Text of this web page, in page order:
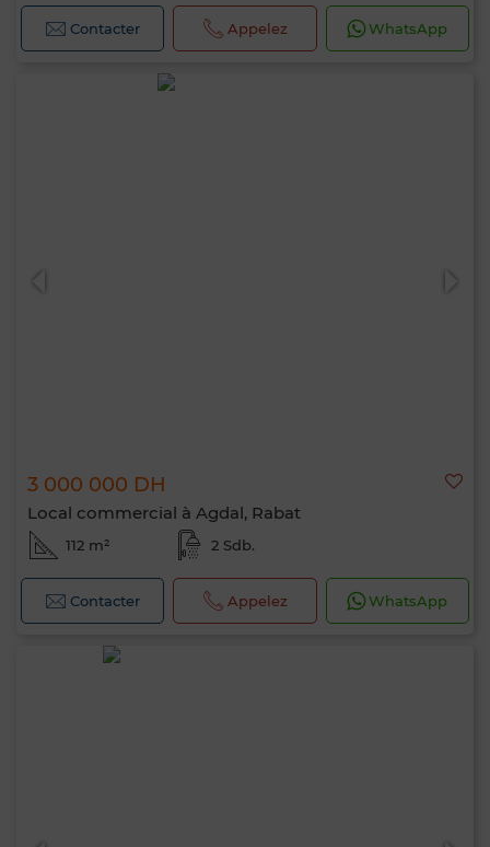
Contacter Appelez WhatsApp
3 000 000 DH
Local commercial à Agdal, Rabat
112 m² 2 Sdb.
Contacter Appelez WhatsApp